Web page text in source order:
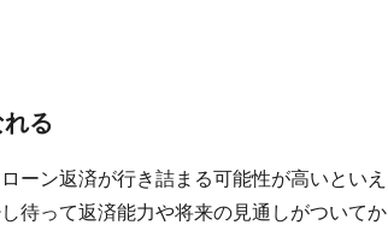
る
ーン返済が行き詰まる可能性が高いといえ
待って返済能力や将来の見通しがついてか